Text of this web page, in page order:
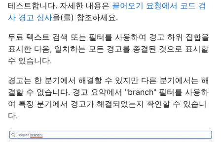
테스트합니다. 자세한 내용은 끌어오기 요청에서 코드 검
사 경고 심사을(를) 참조하세요.
무료 텍스트 검색 또는 필터를 사용하여 경고 하위 집합을
표시한 다음, 일치하는 모든 경고를 종결된 것으로 표시할
수 있습니다.
경고는 한 분기에서 해결할 수 있지만 다른 분기에서는 해
결할 수 없습니다. 경고 요약에서 "branch" 필터를 사용하
여 특정 분기에서 경고가 해결되었는지 확인할 수 있습니
다.